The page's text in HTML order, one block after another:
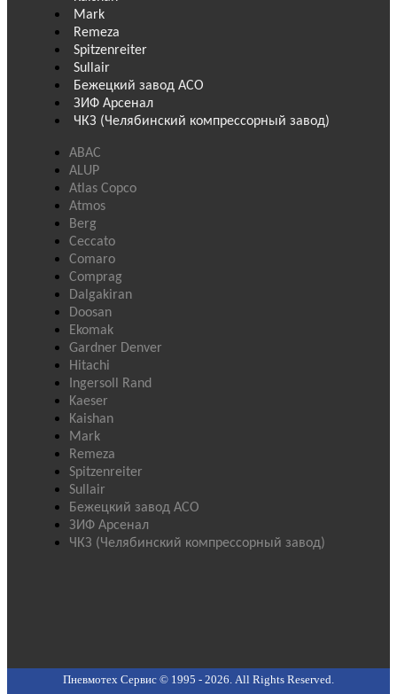
Mark
Remeza
Spitzenreiter
Sullair
Бежецкий завод АСО
ЗИФ Арсенал
ЧКЗ (Челябинский компрессорный завод)
ABAC
ALUP
Atlas Copco
Atmos
Berg
Ceccato
Comaro
Comprag
Dalgakiran
Doosan
Ekomak
Gardner Denver
Hitachi
Ingersoll Rand
Kaeser
Kaishan
Mark
Remeza
Spitzenreiter
Sullair
Бежецкий завод АСО
ЗИФ Арсенал
ЧКЗ (Челябинский компрессорный завод)
Пневмотех Сервис © 1995 - 2026. All Rights Reserved.